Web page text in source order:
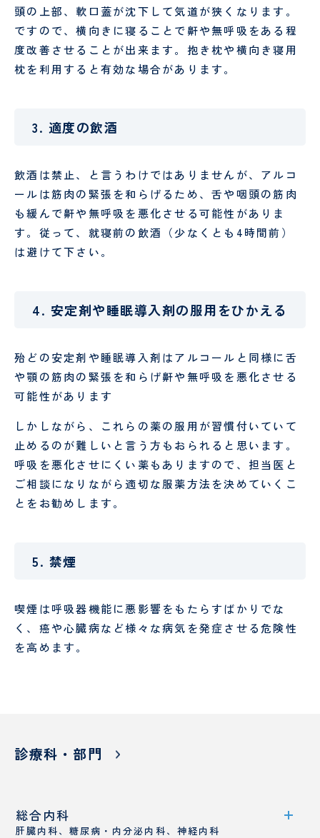
頭の上部、軟口蓋が沈下して気道が狭くなります。
ですので、横向きに寝ることで鼾や無呼吸をある程
度改善させることが出来ます。抱き枕や横向き寝用
枕を利用すると有効な場合があります。
3. 適度の飲酒
飲酒は禁止、と言うわけではありませんが、アルコ
ールは筋肉の緊張を和らげるため、舌や咽頭の筋肉
も緩んで鼾や無呼吸を悪化させる可能性がありま
す。従って、就寝前の飲酒（少なくとも4時間前）
は避けて下さい。
4. 安定剤や睡眠導入剤の服用をひかえる
殆どの安定剤や睡眠導入剤はアルコールと同様に舌
や顎の筋肉の緊張を和らげ鼾や無呼吸を悪化させる
可能性があります
しかしながら、これらの薬の服用が習慣付いていて
止めるのが難しいと言う方もおられると思います。
呼吸を悪化させにくい薬もありますので、担当医と
ご相談になりながら適切な服薬方法を決めていくこ
とをお勧めします。
5. 禁煙
喫煙は呼吸器機能に悪影響をもたらすばかりでな
く、癌や心臓病など様々な病気を発症させる危険性
を高めます。
診療科・部門
総合内科
肝臓内科、糖尿病・内分泌内科、神経内科